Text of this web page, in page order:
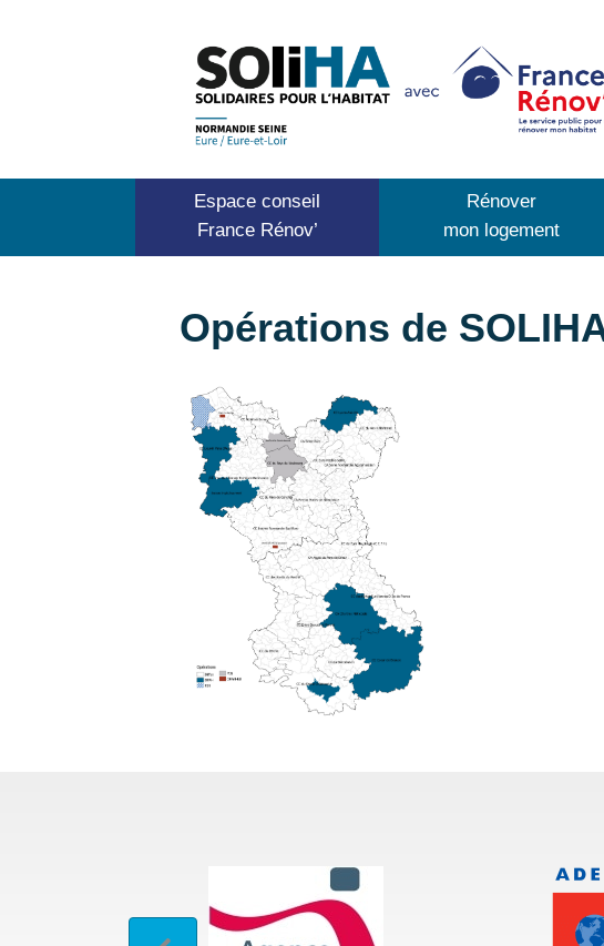
Espace conseil
France Rénov’
Rénover
mon logement
Opérations de